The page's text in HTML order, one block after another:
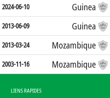
2024-06-10 Guinea
2013-06-09 Guinea
2013-03-24 Mozambique
2003-11-16 Mozambique
LIENS RAPIDES